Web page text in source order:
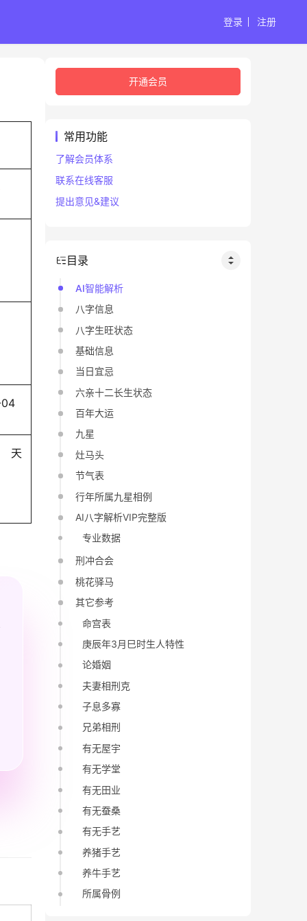
登录 注册
天
开通会员
常用功能
了解会员体系
联系在线客服
提出意见&建议
目录
AI智能解析
八字信息
八字生旺状态
基础信息
当日宜忌
六亲十二长生状态
百年大运
九星
灶马头
节气表
行年所属九星相例
AI八字解析VIP完整版
专业数据
刑冲合会
桃花驿马
其它参考
命宫表
庚辰年3月巳时生人特性
论婚姻
夫妻相刑克
子息多寡
兄弟相刑
有无屋宇
有无学堂
有无田业
有无蚕桑
有无手艺
养猪手艺
养牛手艺
所属骨例